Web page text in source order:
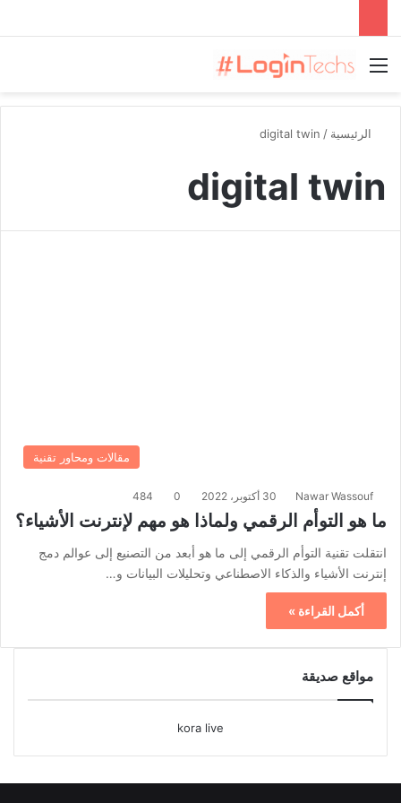
القائمة
الرئيسية /
digital twin
digital twin
مقالات ومحاور تقنية
Nawar Wassouf 30 أكتوبر، 2022 0
484
ما هو التوأم الرقمي ولماذا هو مهم لإنترنت الأشياء؟
انتقلت تقنية التوأم الرقمي إلى ما هو أبعد من التصنيع إلى عوالم دمج
إنترنت الأشياء والذكاء الاصطناعي وتحليلات البيانات و…
أكمل القراءة »
مواقع صديقة
kora live